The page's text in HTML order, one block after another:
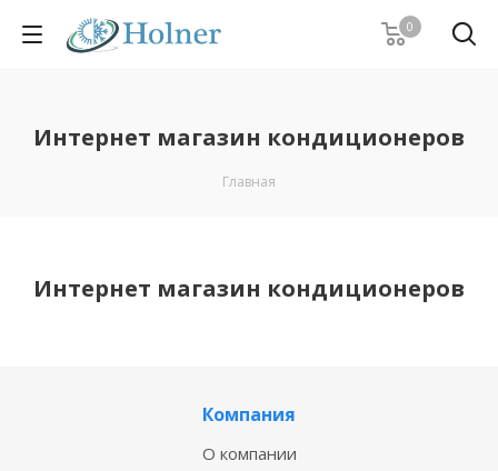
0
Интернет магазин кондиционеров
Главная
Интернет магазин кондиционеров
Компания
О компании